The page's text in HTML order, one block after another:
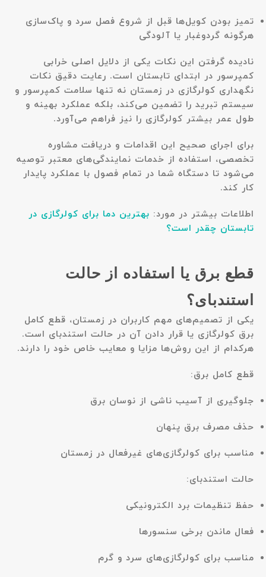
تمیز بودن کویل‌ها قبل از شروع فصل سرد و پاک‌سازی
هرگونه گردوغبار یا آلودگی
نادیده گرفتن این نکات یکی از دلایل اصلی خرابی
کمپرسور در ابتدای تابستان است. رعایت دقیق نکات
نگهداری کولرگازی در زمستان نه تنها سلامت کمپرسور و
سیستم تبرید را تضمین می‌کند، بلکه عملکرد بهینه و
طول عمر بیشتر کولرگازی را نیز فراهم می‌آورد.
برای اجرای صحیح این اقدامات و دریافت مشاوره
تخصصی، استفاده از خدمات نمایندگی‌های معتبر توصیه
می‌شود تا دستگاه شما در تمام فصول با عملکرد پایدار
کار کند.
اطلاعات بیشتر در مورد: بهترین دما برای کولرگازی در
تابستان چقدر است؟
قطع برق یا استفاده از حالت
استندبای؟
یکی از تصمیم‌های مهم کاربران در زمستان، قطع کامل
برق کولرگازی یا قرار دادن آن در حالت استندبای است.
هرکدام از این روش‌ها مزایا و معایب خاص خود را دارند.
قطع کامل برق:
جلوگیری از آسیب ناشی از نوسان برق
حذف مصرف برق پنهان
مناسب برای کولرگازی‌های غیرفعال در زمستان
حالت استندبای:
حفظ تنظیمات برد الکترونیکی
فعال ماندن برخی سنسورها
مناسب برای کولرگازی‌های سرد و گرم